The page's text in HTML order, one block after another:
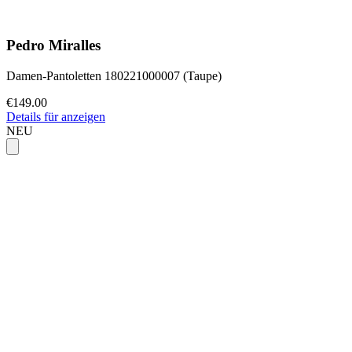
Pedro Miralles
Damen-Pantoletten 180221000007 (Taupe)
€149.00
Details für anzeigen
NEU